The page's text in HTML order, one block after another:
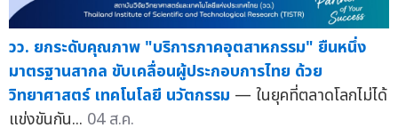
วว. ยกระดับคุณภาพ "บริการภาคอุตสาหกรรม" ยืนหนึ่ง
มาตรฐานสากล ขับเคลื่อนผู้ประกอบการไทย ด้วย
วิทยาศาสตร์ เทคโนโลยี นวัตกรรม — ในยุคที่ตลาดโลกไม่ได้
แข่งขันกัน... 04 ส.ค.